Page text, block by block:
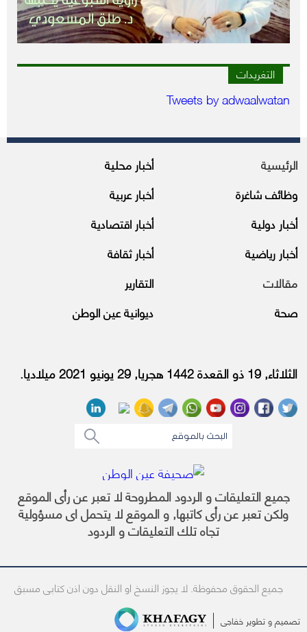
التغريدات
Tweets by adwaalwatan
الرئيسية
أخبار محلية
وظائف شاغرة
أخبار عربية
أخبار دولية
أخبار اقتصادية
أخبار رياضية
أخبار ثقافة
مقالات
التقارير
صحة
ديوانية عين الوطن
الثلاثاء, 19 ذو القعدة 1442 هجريا, 29 يونيو 2021 ميلاديا.
جميع التعليقات و الردود المطروحة لا تعبر عن رأى الموقع
ولكن تعبر عن رأى كاتبها, و الموقع لا يتحمل اى مسؤولية
تجاه تلك التعليقات و الردود
جميع الحقوق محفوظة. لا يجوز النسخ او النقل دون اذن كتابى مسبق
تصميم و تطوير خفاجى